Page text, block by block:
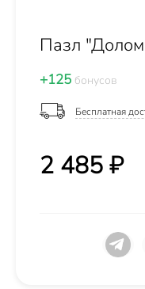
Пазл
+125 бонусов
Бесплатная
2 485 ₽